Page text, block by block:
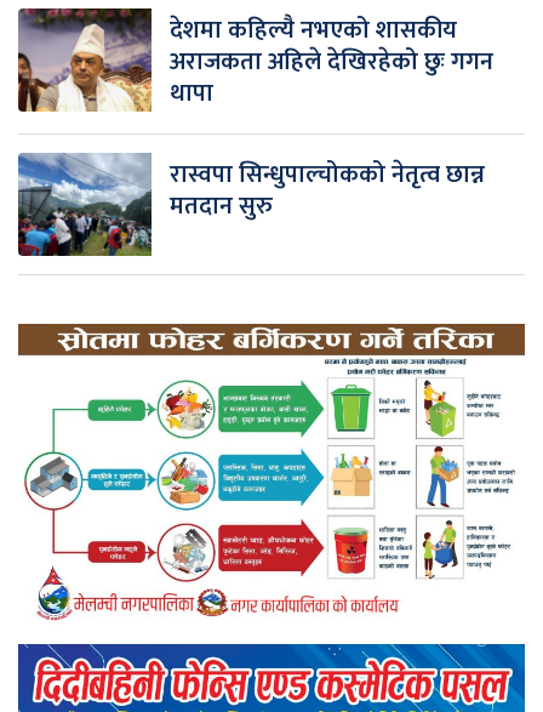
देशमा कहिल्यै नभएको शासकीय
अराजकता अहिले देखिरहेको छुः गगन
थापा
रास्वपा सिन्धुपाल्चोकको नेतृत्व छान्न
मतदान सुरु